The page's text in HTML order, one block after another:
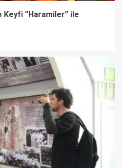
Keyfi “Haramiler” ile